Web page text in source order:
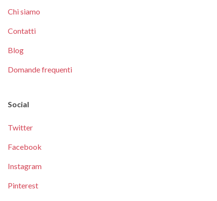
Chi siamo
Contatti
Blog
Domande frequenti
Social
Twitter
Facebook
Instagram
Pinterest